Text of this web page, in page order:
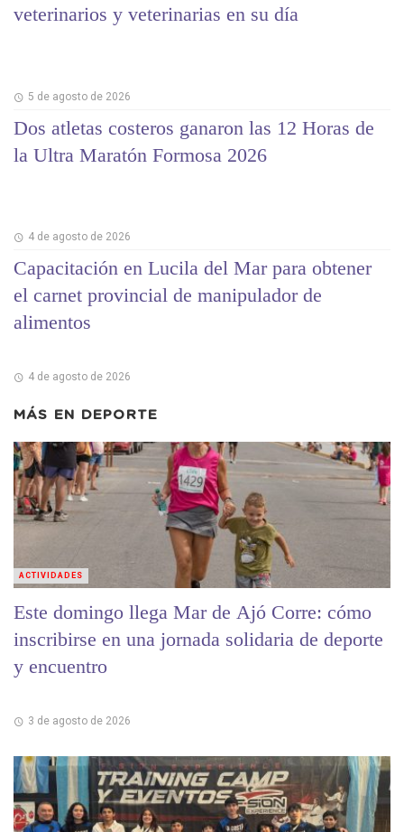
veterinarios y veterinarias en su día
5 de agosto de 2026
Dos atletas costeros ganaron las 12 Horas de
la Ultra Maratón Formosa 2026
4 de agosto de 2026
Capacitación en Lucila del Mar para obtener
el carnet provincial de manipulador de
alimentos
4 de agosto de 2026
MÁS EN DEPORTE
Este domingo llega Mar de Ajó Corre: cómo
inscribirse en una jornada solidaria de deporte
y encuentro
3 de agosto de 2026
ACTIVIDADES